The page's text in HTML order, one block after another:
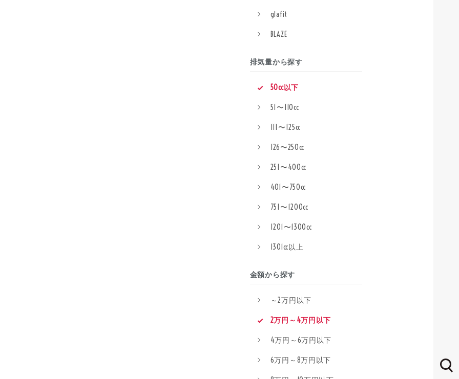
glafit
BLAZE
排気量から探す
50cc以下
51〜110cc
111〜125cc
126〜250cc
251〜400cc
401〜750cc
751〜1200cc
1201〜1300cc
1301cc以上
金額から探す
～2万円以下
2万円～4万円以下
4万円～6万円以下
6万円～8万円以下